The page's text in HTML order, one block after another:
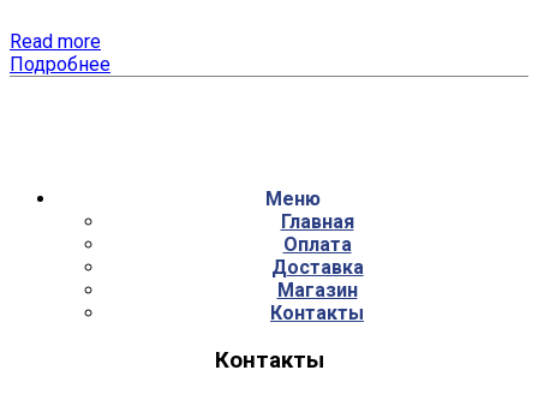
Read more
Подробнее
Меню
Главная
Оплата
Доставка
Магазин
Контакты
Контакты